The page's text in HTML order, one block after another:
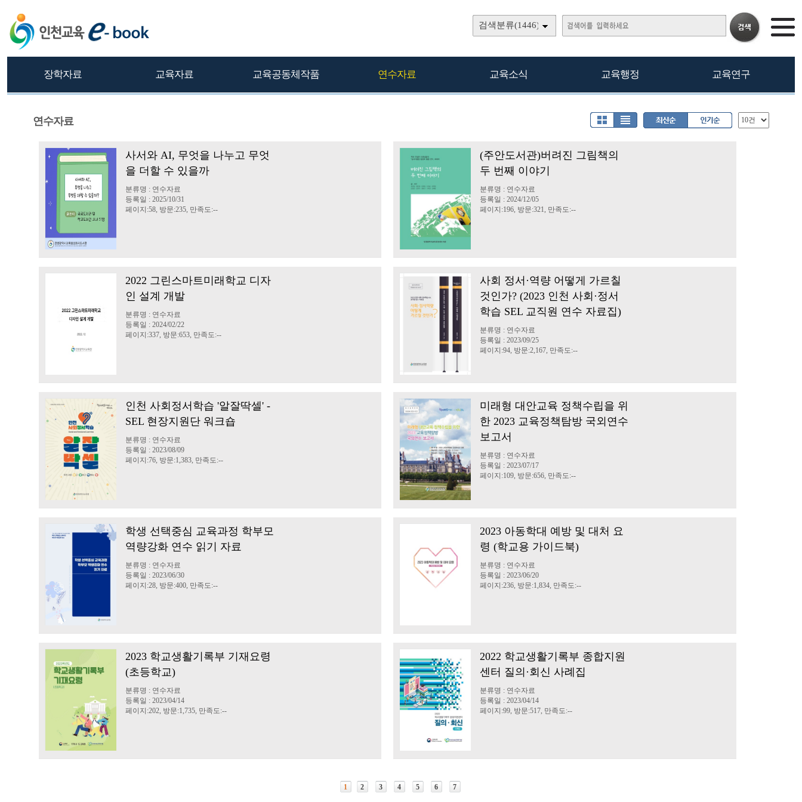
검색분류(1446)
장학자료 교육자료 교육공동체작품 연수자료 교육소식 교육행정 교육연구
연수자료
사서와 AI, 무엇을 나누고 무엇
을 더할 수 있을까
분류명 : 연수자료
등록일 : 2025/10/31
페이지:58, 방문:235, 만족도:--
(주안도서관)버려진 그림책의
두 번째 이야기
분류명 : 연수자료
등록일 : 2024/12/05
페이지:196, 방문:321, 만족도:--
2022 그린스마트미래학교 디자
인 설계 개발
분류명 : 연수자료
등록일 : 2024/02/22
페이지:337, 방문:653, 만족도:--
사회 정서·역량 어떻게 가르칠
것인가? (2023 인천 사회·정서
학습 SEL 교직원 연수 자료집)
분류명 : 연수자료
등록일 : 2023/09/25
페이지:94, 방문:2,167, 만족도:--
인천 사회정서학습 '알잘딱셀' -
SEL 현장지원단 워크숍
분류명 : 연수자료
등록일 : 2023/08/09
페이지:76, 방문:1,383, 만족도:--
미래형 대안교육 정책수립을 위
한 2023 교육정책탐방 국외연수
보고서
분류명 : 연수자료
등록일 : 2023/07/17
페이지:109, 방문:656, 만족도:--
학생 선택중심 교육과정 학부모
역량강화 연수 읽기 자료
분류명 : 연수자료
등록일 : 2023/06/30
페이지:28, 방문:400, 만족도:--
2023 아동학대 예방 및 대처 요
령 (학교용 가이드북)
분류명 : 연수자료
등록일 : 2023/06/20
페이지:236, 방문:1,834, 만족도:--
2023 학교생활기록부 기재요령
(초등학교)
분류명 : 연수자료
등록일 : 2023/04/14
페이지:202, 방문:1,735, 만족도:--
2022 학교생활기록부 종합지원
센터 질의·회신 사례집
분류명 : 연수자료
등록일 : 2023/04/14
페이지:99, 방문:517, 만족도:--
1 2 3 4 5 6 7